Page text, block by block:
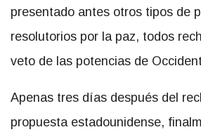
presentado antes otros tipos de
resolutorios por la paz, todos
veto de las potencias de
Apenas tres días después del
propuesta estadounidense,